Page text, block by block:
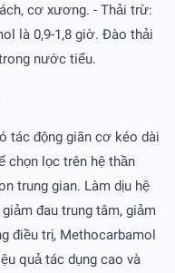
cơ xương. - Thải trừ:
là 0,9-1,8 giờ. Ðào thải
nước tiểu.
tác động giãn cơ kéo dài
chọn lọc trên hệ thần
trung gian. Làm dịu hệ
đau trung tâm, giảm
điều trị, Methocarbamol
quả tác dụng cao và